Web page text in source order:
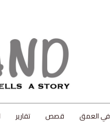
في العمق قصص تقارير